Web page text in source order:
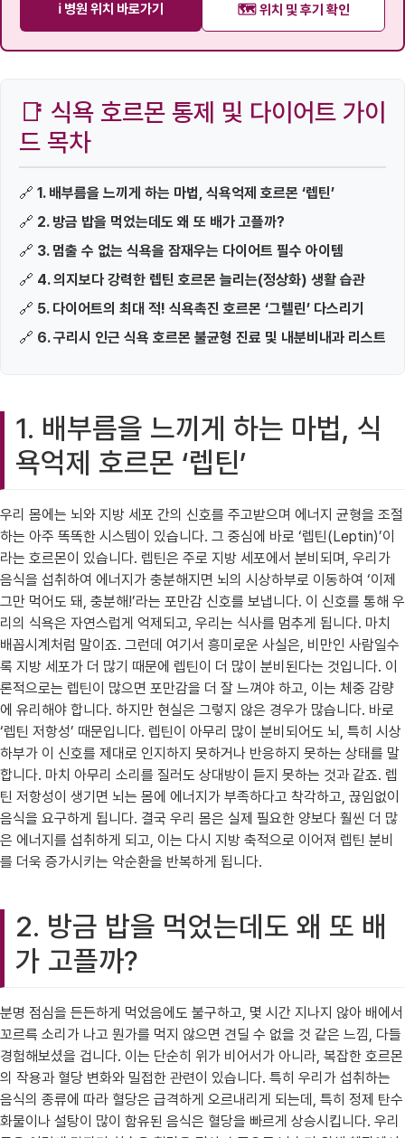
ℹ️ 병원 위치 바로가기 🗺️ 위치 및 후기 확인
📑 식욕 호르몬 통제 및 다이어트 가이
드 목차
🔗 1. 배부름을 느끼게 하는 마법, 식욕억제 호르몬 ‘렙틴’
🔗 2. 방금 밥을 먹었는데도 왜 또 배가 고플까?
🔗 3. 멈출 수 없는 식욕을 잠재우는 다이어트 필수 아이템
🔗 4. 의지보다 강력한 렙틴 호르몬 늘리는(정상화) 생활 습관
🔗 5. 다이어트의 최대 적! 식욕촉진 호르몬 ‘그렐린’ 다스리기
🔗 6. 구리시 인근 식욕 호르몬 불균형 진료 및 내분비내과 리스트
1. 배부름을 느끼게 하는 마법, 식
욕억제 호르몬 ‘렙틴’
우리 몸에는 뇌와 지방 세포 간의 신호를 주고받으며 에너지 균형을 조절
하는 아주 똑똑한 시스템이 있습니다. 그 중심에 바로 ‘렙틴(Leptin)’이
라는 호르몬이 있습니다. 렙틴은 주로 지방 세포에서 분비되며, 우리가
음식을 섭취하여 에너지가 충분해지면 뇌의 시상하부로 이동하여 ‘이제
그만 먹어도 돼, 충분해!’라는 포만감 신호를 보냅니다. 이 신호를 통해 우
리의 식욕은 자연스럽게 억제되고, 우리는 식사를 멈추게 됩니다. 마치
배꼽시계처럼 말이죠. 그런데 여기서 흥미로운 사실은, 비만인 사람일수
록 지방 세포가 더 많기 때문에 렙틴이 더 많이 분비된다는 것입니다. 이
론적으로는 렙틴이 많으면 포만감을 더 잘 느껴야 하고, 이는 체중 감량
에 유리해야 합니다. 하지만 현실은 그렇지 않은 경우가 많습니다. 바로
‘렙틴 저항성’ 때문입니다. 렙틴이 아무리 많이 분비되어도 뇌, 특히 시상
하부가 이 신호를 제대로 인지하지 못하거나 반응하지 못하는 상태를 말
합니다. 마치 아무리 소리를 질러도 상대방이 듣지 못하는 것과 같죠. 렙
틴 저항성이 생기면 뇌는 몸에 에너지가 부족하다고 착각하고, 끊임없이
음식을 요구하게 됩니다. 결국 우리 몸은 실제 필요한 양보다 훨씬 더 많
은 에너지를 섭취하게 되고, 이는 다시 지방 축적으로 이어져 렙틴 분비
를 더욱 증가시키는 악순환을 반복하게 됩니다.
2. 방금 밥을 먹었는데도 왜 또 배
가 고플까?
분명 점심을 든든하게 먹었음에도 불구하고, 몇 시간 지나지 않아 배에서
꼬르륵 소리가 나고 뭔가를 먹지 않으면 견딜 수 없을 것 같은 느낌, 다들
경험해보셨을 겁니다. 이는 단순히 위가 비어서가 아니라, 복잡한 호르몬
의 작용과 혈당 변화와 밀접한 관련이 있습니다. 특히 우리가 섭취하는
음식의 종류에 따라 혈당은 급격하게 오르내리게 되는데, 특히 정제 탄수
화물이나 설탕이 많이 함유된 음식은 혈당을 빠르게 상승시킵니다. 우리